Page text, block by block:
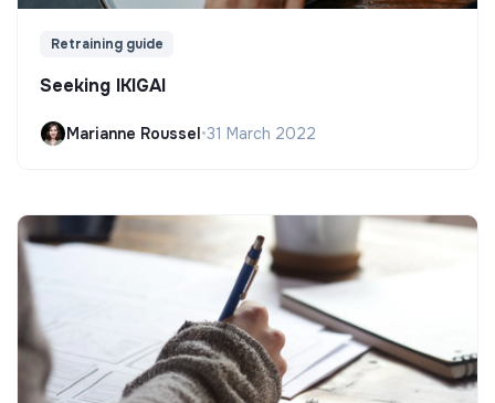
Retraining guide
Seeking IKIGAI
Marianne Roussel•31 March 2022